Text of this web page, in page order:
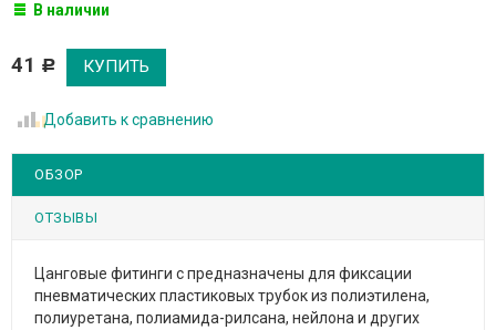
В наличии
41 Р
Добавить к сравнению
ОБЗОР
ОТЗЫВЫ
Цанговые фитинги с предназначены для фиксации
пневматических пластиковых трубок из полиэтилена,
полиуретана, полиамида-рилсана, нейлона и других